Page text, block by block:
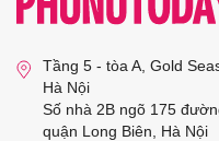
Tầng 5 - tòa A, Gold
Hà Nội
Số nhà 2B ngõ 175
quận Long Biên, Hà Nội